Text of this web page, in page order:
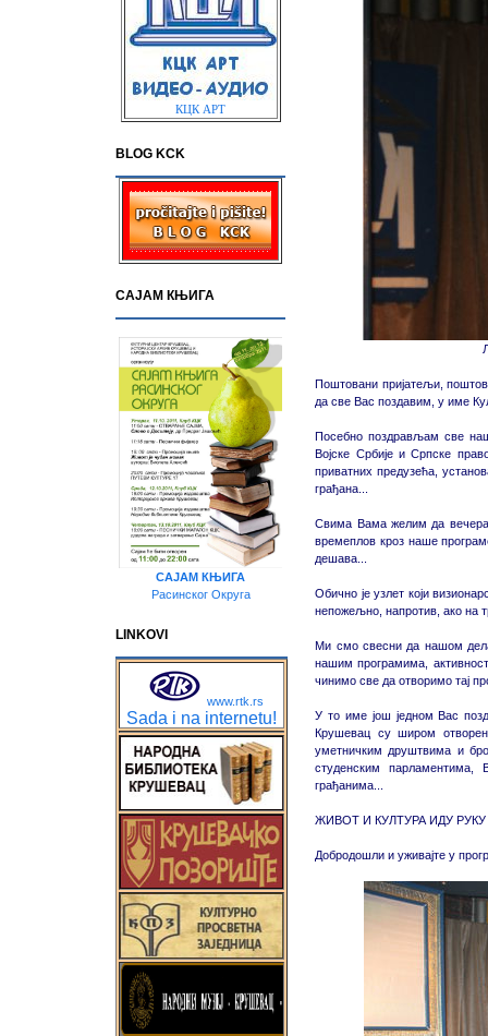
КЦК АРТ
BLOG KCK
САЈАМ КЊИГА
САЈАМ КЊИГА
Расинског Округа
LINKOVI
www.rtk.rs
Sada i na internetu!
Поштовани пријатељи,
да све Вас поздавим, у име
Посебно поздрављам све
Војске Србије и Српске
приватних предузећа,
грађана...
Свима Вама желим да
времеплов кроз наше
дешава...
Обично је узлет који
непожељно, напротив, ако на
Ми смо свесни да нашом
нашим програмима,
чинимо све да отворимо тај
У то име још једном Вас
Крушевац су широм
уметничким друштвима и
студенским
грађанима...
ЖИВОТ И КУЛТУРА ИДУ
Добродошли и уживајте у